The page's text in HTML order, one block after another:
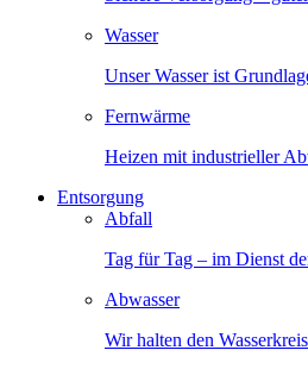
Wasser
Unser Wasser ist
Fernwärme
Heizen mit industrieller
Entsorgung
Abfall
Tag für Tag – im Dienst
Abwasser
Wir halten den